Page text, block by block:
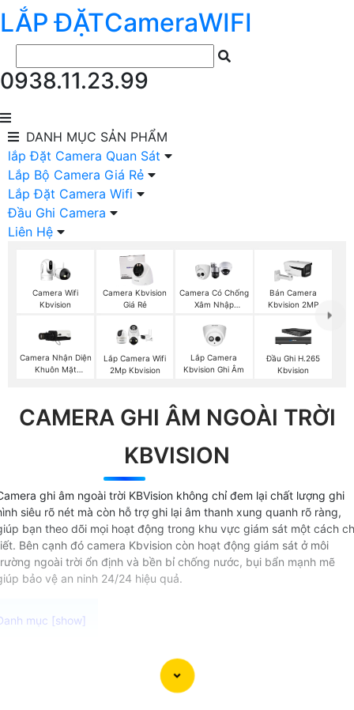
LẮP ĐẶTCameraWIFI
0938.11.23.99
DANH MỤC SẢN PHẨM
lắp Đặt Camera Quan Sát
Lắp Bộ Camera Giá Rẻ
Lắp Đặt Camera Wifi
Đầu Ghi Camera
Liên Hệ
Camera Wifi
Kbvision
Camera Kbvision
Giá Rẻ
Camera Có Chống
Xâm Nhập
Bán Camera
Kbvision 2MP
Camera Nhận Diện
Khuôn Mặt
Lắp Camera Wifi
2Mp Kbvision
Lắp Camera
Kbvision Ghi Âm
Đầu Ghi H.265
Kbvision
CAMERA GHI ÂM NGOÀI TRỜI
KBVISION
ghi âm ngoài trời KBVision không chỉ đem lại chất lượng ghi
siêu rõ nét mà còn hỗ trợ ghi lại âm thanh xung quanh rõ ràng,
bạn theo dõi mọi hoạt động trong khu vực giám sát một cách
Bên cạnh đó camera Kbvision còn hoạt động giám sát ở môi
ngoài trời ổn định và bền bỉ chống nước, bụi bẩn mạnh mẽ
bảo vệ an ninh 24/24 hiệu quả.
thu âm ngoài trời chất lượng cao Được thiết kế
động ổn định trong môi trường khắc nghiệt camera có